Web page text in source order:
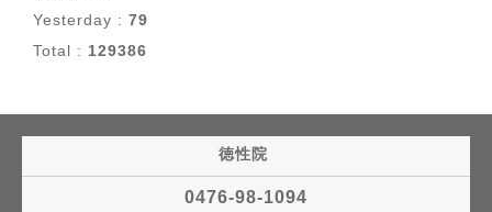
Yesterday : 79
Total : 129386
徳性院
0476-98-1094